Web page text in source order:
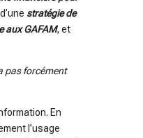
stratégie de
aux GAFAM, et
pas forcément
En
l’usage